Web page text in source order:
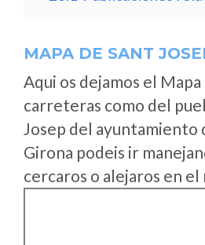
MAPA DE SANT
Aqui os dejamos el
carreteras como del
Josep del ayuntamiento
Girona podeis ir
cercaros o alejaros en el